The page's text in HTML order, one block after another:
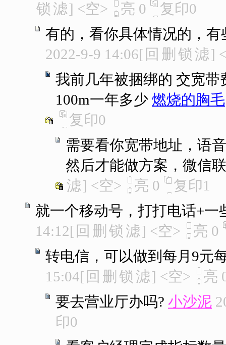
锁 滤] <空> 亮 0 复印0
有的，看你具体情况的，
2022-9-9 14:06[ 回 删 锁 滤]
我前几年被捆绑的 交宽
100m一年多少 燃烧的胸毛
复印0
需要看你宽带地址，语
然后才能做方案，微信
滤] <空> 亮 0 复印1
就一个移动号，打打电话+一
14:12[ 回 删 锁 滤] <空> 亮 0
转电信，可以做到每月9元
15:04[ 回 删 锁 滤] <空> 亮
要去营业厅办吗? 小沙泥
印0